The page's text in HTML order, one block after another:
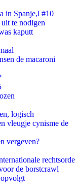
in Spanje,l #10
te nodigen
kaputt
de macaroni
logisch
vleugje cynisme de
vergeven?
rechtsorde
de borstcrawl